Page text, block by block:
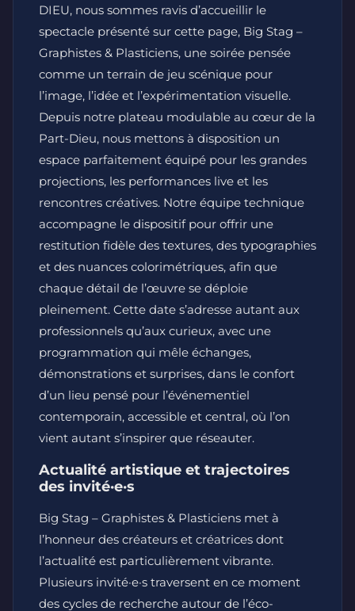
DIEU, nous sommes ravis d’accueillir le
spectacle présenté sur cette page, Big Stag –
Graphistes & Plasticiens, une soirée pensée
comme un terrain de jeu scénique pour
l’image, l’idée et l’expérimentation visuelle.
Depuis notre plateau modulable au cœur de la
Part-Dieu, nous mettons à disposition un
espace parfaitement équipé pour les grandes
projections, les performances live et les
rencontres créatives. Notre équipe technique
accompagne le dispositif pour offrir une
restitution fidèle des textures, des typographies
et des nuances colorimétriques, afin que
chaque détail de l’œuvre se déploie
pleinement. Cette date s’adresse autant aux
professionnels qu’aux curieux, avec une
programmation qui mêle échanges,
démonstrations et surprises, dans le confort
d’un lieu pensé pour l’événementiel
contemporain, accessible et central, où l’on
vient autant s’inspirer que réseauter.
Actualité artistique et trajectoires
des invité·e·s
Big Stag – Graphistes & Plasticiens met à
l’honneur des créateurs et créatrices dont
l’actualité est particulièrement vibrante.
Plusieurs invité·e·s traversent en ce moment
des cycles de recherche autour de l’éco-